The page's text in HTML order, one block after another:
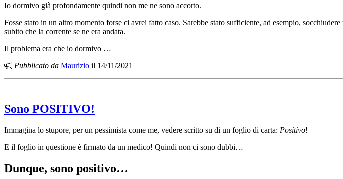
Io dormivo già profondamente quindi non me ne sono accorto.
Fosse stato in un altro momento forse ci avrei fatto caso. Sarebbe stato sufficiente, ad esempio,
subito che la corrente se ne era andata.
Il problema era che io dormivo …
Pubblicato da Maurizio il 14/11/2021
Sono POSITIVO!
Immagina lo stupore, per un pessimista come me, vedere scritto su di un foglio di carta: Positivo!
E il foglio in questione è firmato da un medico! Quindi non ci sono dubbi…
Dunque, sono positivo…